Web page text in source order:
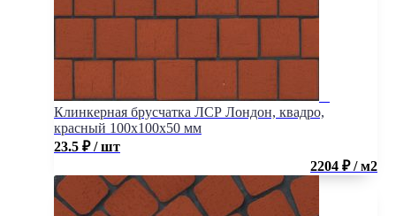
Клинкерная брусчатка ЛСР Лондон, квадро,
красный 100x100x50 мм
23.5 ₽ / шт
2204 ₽ / м2